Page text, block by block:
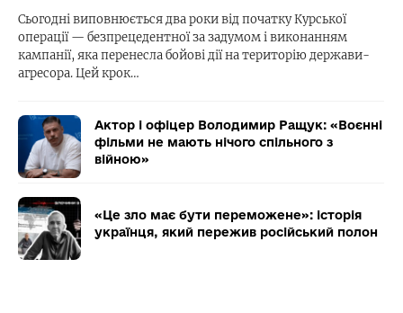
Сьогодні виповнюється два роки від початку Курської
операції — безпрецедентної за задумом і виконанням
кампанії, яка перенесла бойові дії на територію держави-
агресора. Цей крок…
Актор і офіцер Володимир Ращук: «Воєнні
фільми не мають нічого спільного з
війною»
«Це зло має бути переможене»: історія
українця, який пережив російський полон